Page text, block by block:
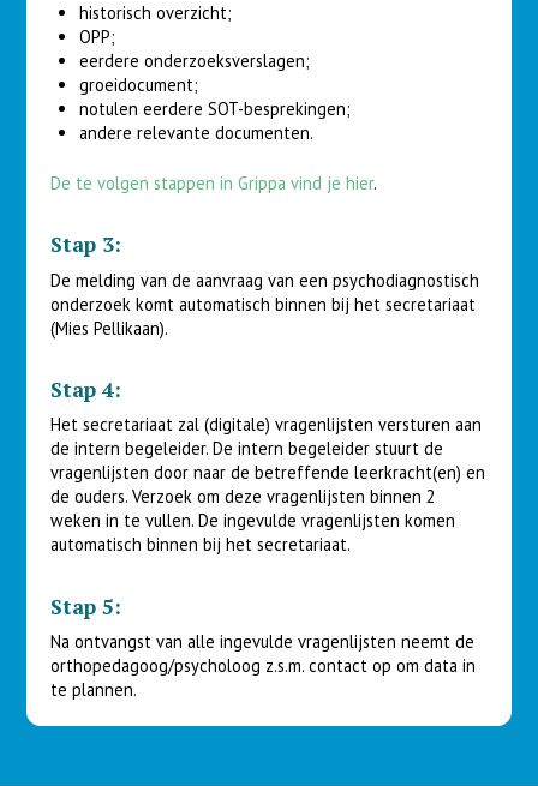
historisch overzicht;
OPP;
eerdere onderzoeksverslagen;
groeidocument;
notulen eerdere SOT-besprekingen;
andere relevante documenten.
De te volgen stappen in Grippa vind je hier.
Stap 3:
De melding van de aanvraag van een psychodiagnostisch
onderzoek komt automatisch binnen bij het secretariaat
(Mies Pellikaan).
Stap 4:
Het secretariaat zal (digitale) vragenlijsten versturen aan
de intern begeleider. De intern begeleider stuurt de
vragenlijsten door naar de betreffende leerkracht(en) en
de ouders. Verzoek om deze vragenlijsten binnen 2
weken in te vullen. De ingevulde vragenlijsten komen
automatisch binnen bij het secretariaat.
Stap 5:
Na ontvangst van alle ingevulde vragenlijsten neemt de
orthopedagoog/psycholoog z.s.m. contact op om data in
te plannen.